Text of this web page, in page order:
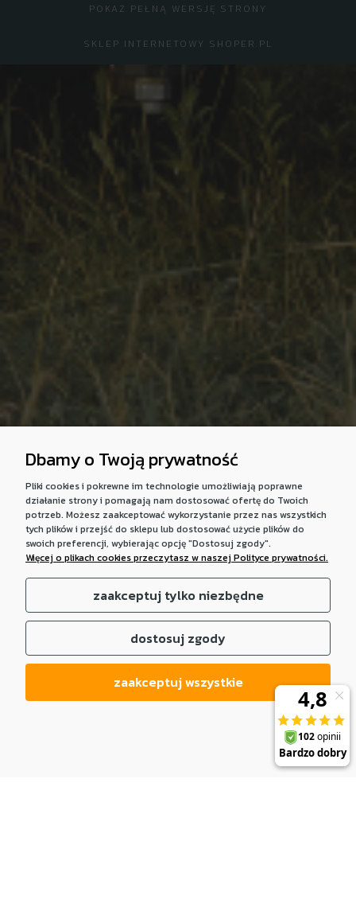
POKAŻ PEŁNĄ WERSJĘ STRONY
SKLEP INTERNETOWY SHOPER.PL
Dbamy o Twoją prywatność
Pliki cookies i pokrewne im technologie umożliwiają poprawne
działanie strony i pomagają nam dostosować ofertę do Twoich
potrzeb. Możesz zaakceptować wykorzystanie przez nas wszystkich
tych plików i przejść do sklepu lub dostosować użycie plików do
swoich preferencji, wybierając opcję "Dostosuj zgody".
Więcej o plikach cookies przeczytasz w naszej Polityce prywatności.
zaakceptuj tylko niezbędne
dostosuj zgody
zaakceptuj wszystkie